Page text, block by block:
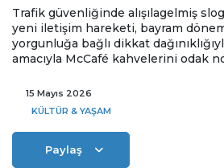
Trafik güvenliğinde alışılagelmiş
yeni iletişim hareketi, bayram
yorgunluğa bağlı dikkat
amacıyla McCafé kahvelerini odak
15 Mayıs 2026
KÜLTÜR & YAŞAM
Paylaş